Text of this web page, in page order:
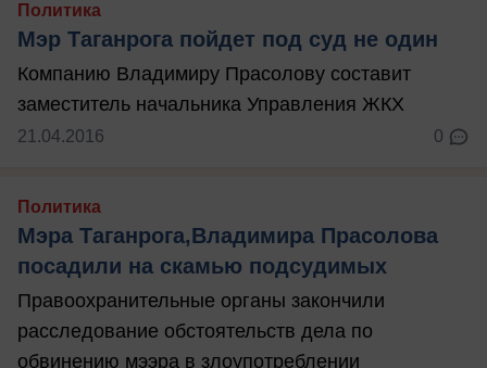
Политика
Мэр Таганрога пойдет под суд не один
Компанию Владимиру Прасолову составит
заместитель начальника Управления ЖКХ
21.04.2016 0
Политика
Мэра Таганрога,Владимира Прасолова
посадили на скамью подсудимых
Правоохранительные органы закончили
расследование обстоятельств дела по
обвинению мээра в злоупотреблении